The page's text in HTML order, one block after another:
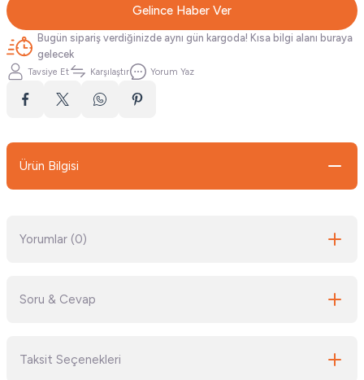
Gelince Haber Ver
Bugün sipariş verdiğinizde aynı gün kargoda! Kısa bilgi alanı buraya
gelecek
Tavsiye Et Karşılaştır Yorum Yaz
Ürün Bilgisi
Yorumlar (0)
Soru & Cevap
Taksit Seçenekleri